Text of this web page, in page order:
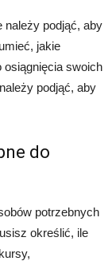
należy podjąć, aby
jakie
osiągnięcia swoich
podjąć, aby
do
potrzebnych
określić, ile